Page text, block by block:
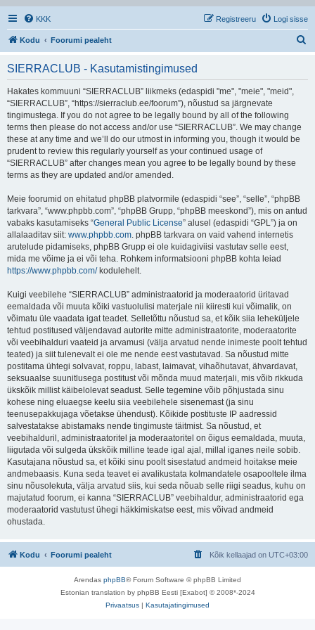
KKK Logi sisse
Registreeru
Kodu Foorumi pealeht
SIERRACLUB - Kasutamistingimused
Hakates kommuuni “SIERRACLUB” liikmeks (edaspidi "me", "meie", "meid",
“SIERRACLUB”, “https://sierraclub.ee/foorum”), nõustud sa järgnevate
tingimustega. If you do not agree to be legally bound by all of the following
terms then please do not access and/or use “SIERRACLUB”. We may change
these at any time and we’ll do our utmost in informing you, though it would be
prudent to review this regularly yourself as your continued usage of
“SIERRACLUB” after changes mean you agree to be legally bound by these
terms as they are updated and/or amended.
Meie foorumid on ehitatud phpBB platvormile (edaspidi “see”, “selle”, “phpBB
tarkvara”, “www.phpbb.com”, “phpBB Grupp, “phpBB meeskond”), mis on antud
vabaks kasutamiseks “General Public License” alusel (edaspidi “GPL”) ja on
allalaaditav siit: www.phpbb.com. phpBB tarkvara on vaid vahend internetis
arutelude pidamiseks, phpBB Grupp ei ole kuidagiviisi vastutav selle eest,
mida me võime ja ei või teha. Rohkem informatsiooni phpBB kohta leiad
https://www.phpbb.com/kodulehelt.
Kuigi veebilehe “SIERRACLUB” administraatorid ja moderaatorid üritavad
eemaldada või muuta kõiki vastuolulisi materjale nii kiiresti kui võimalik, on
võimatu üle vaadata igat teadet. Selletõttu nõustud sa, et kõik siia leheküljele
tehtud postitused väljendavad autorite mitte administraatorite, moderaatorite
või veebihalduri vaateid ja arvamusi (välja arvatud nende inimeste poolt tehtud
teated) ja siit tulenevalt ei ole me nende eest vastutavad. Sa nõustud mitte
postitama ühtegi solvavat, roppu, labast, laimavat, vihaõhutavat, ähvardavat,
seksuaalse suunitlusega postitust või mõnda muud materjali, mis võib rikkuda
ükskõik millist käibelolevat seadust. Selle tegemine võib põhjustada sinu
kohese ning eluaegse keelu siia veebilehele sisenemast (ja sinu
teenusepakkujaga võetakse ühendust). Kõikide postituste IP aadressid
salvestatakse abistamaks nende tingimuste täitmist. Sa nõustud, et
veebihalduril, administraatoritel ja moderaatoritel on õigus eemaldada, muuta,
liigutada või sulgeda ükskõik milline teade igal ajal, millal iganes neile sobib.
Kasutajana nõustud sa, et kõiki sinu poolt sisestatud andmeid hoitakse meie
andmebaasis. Kuna seda teavet ei avalikustata kolmandatele osapooltele ilma
sinu nõusolekuta, välja arvatud siis, kui seda nõuab selle riigi seadus, kuhu on
majutatud foorum, ei kanna “SIERRACLUB” veebihaldur, administraatorid ega
moderaatorid vastutust ühegi häkkimiskatse eest, mis võivad andmeid
ohustada.
Kodu Foorumi pealeht Kõik kellaajad on UTC+03:00
Arendas phpBB® Forum Software © phpBB Limited
Estonian translation by phpBB Eesti [Exabot] © 2008*-2024
Privaatsus | Kasutajatingimused